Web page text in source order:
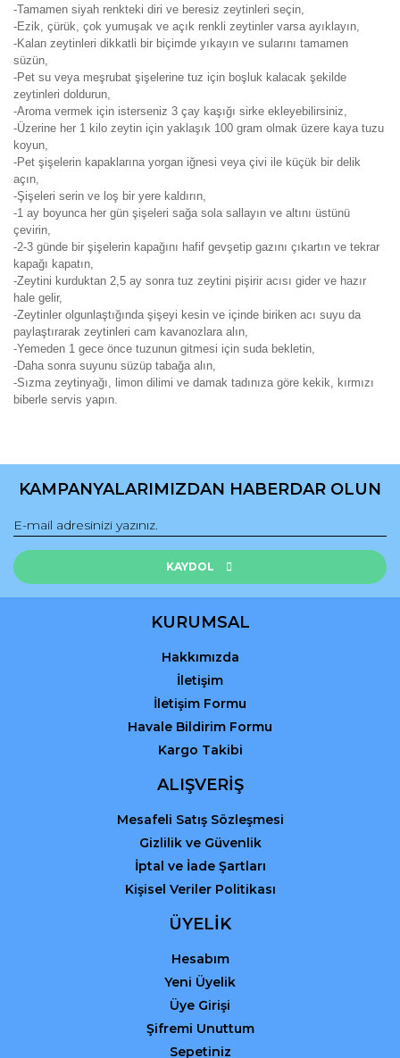
-Tamamen siyah renkteki diri ve beresiz zeytinleri seçin,
-Ezik, çürük, çok yumuşak ve açık renkli zeytinler varsa ayıklayın,
-Kalan zeytinleri dikkatli bir biçimde yıkayın ve sularını tamamen
süzün,
-Pet su veya meşrubat şişelerine tuz için boşluk kalacak şekilde
zeytinleri doldurun,
-Aroma vermek için isterseniz 3 çay kaşığı sirke ekleyebilirsiniz,
-Üzerine her 1 kilo zeytin için yaklaşık 100 gram olmak üzere kaya tuzu
koyun,
-Pet şişelerin kapaklarına yorgan iğnesi veya çivi ile küçük bir delik
açın,
-Şişeleri serin ve loş bir yere kaldırın,
-1 ay boyunca her gün şişeleri sağa sola sallayın ve altını üstünü
çevirin,
-2-3 günde bir şişelerin kapağını hafif gevşetip gazını çıkartın ve tekrar
kapağı kapatın,
-Zeytini kurduktan 2,5 ay sonra tuz zeytini pişirir acısı gider ve hazır
hale gelir,
-Zeytinler olgunlaştığında şişeyi kesin ve içinde biriken acı suyu da
paylaştırarak zeytinleri cam kavanozlara alın,
-Yemeden 1 gece önce tuzunun gitmesi için suda bekletin,
-Daha sonra suyunu süzüp tabağa alın,
-Sızma zeytinyağı, limon dilimi ve damak tadınıza göre kekik, kırmızı
biberle servis yapın.
konularda yetersiz gördüğünüz noktaları öneri formunu
Görüş ve önerileriniz için teşekkür ederiz.
Ürün resmi kalitesiz, bozuk veya görüntülenemiyor.
Ürün açıklamasında eksik bilgiler bulunuyor.
Ürün fiyatı diğer sitelerden daha pahalı.
Gönder
KAMPANYALARIMIZDAN HABERDAR OLUN
KAYDOL
KURUMSAL
Hakkımızda
İletişim
İletişim Formu
Havale Bildirim Formu
Kargo Takibi
ALIŞVERİŞ
Mesafeli Satış Sözleşmesi
Gizlilik ve Güvenlik
İptal ve İade Şartları
Kişisel Veriler Politikası
ÜYELİK
Hesabım
Yeni Üyelik
Üye Girişi
Şifremi Unuttum
Sepetiniz